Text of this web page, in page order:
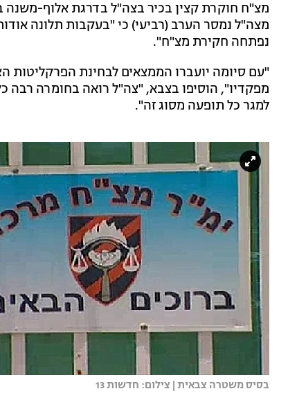
מצ"ח חוקרת קצין בכיר בצה"ל בדרגת אלוף-
מצה"ל נמסר הערב (רביעי) כי "בעקבות תלונה
נפתחה חקירת מצ"ח".
"עם סיומה יועברו הממצאים לבחינת הפרקליטות
מפקדיו", הוסיפו בצבא, "צה"ל רואה בחומרה רבה
למגר כל תופעה מסוג זה".
בסיס משטרה צבאית | צילום: חדשות 13